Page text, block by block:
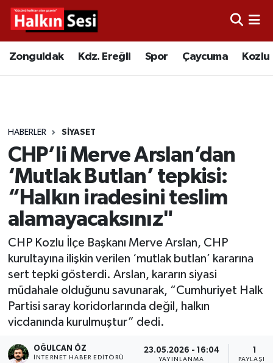
Zonguldak Kdz. Ereğli Spor Çaycuma Kozlu
HABERLER SİYASET
CHP’li Merve Arslan’dan
‘Mutlak Butlan’ tepkisi:
“Halkın iradesini teslim
alamayacaksınız"
CHP Kozlu İlçe Başkanı Merve Arslan, CHP
kurultayına ilişkin verilen ‘mutlak butlan’ kararına
sert tepki gösterdi. Arslan, kararın siyasi
müdahale olduğunu savunarak, “Cumhuriyet Halk
Partisi saray koridorlarında değil, halkın
vicdanında kurulmuştur” dedi.
OĞULCAN ÖZ
İNTERNET HABER EDITÖRÜ
23.05.2026 - 16:04
YAYINLANMA
1
PAYLAŞIM
Video
Çaycuma
Alaplı
Asayiş
Karabük
Devrek
Bolu
ÇEVRE
Merkez Hava Durumu
Tüm Manşetler
Son Dakika Haberleri
Haber Arşivi